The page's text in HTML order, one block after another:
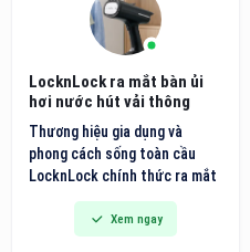
LocknLock ra mắt bàn ủi
hơi nước hút vải thông
minh thế hệ mới
Thương hiệu gia dụng và
phong cách sống toàn cầu
LocknLock chính thức ra mắt
dòng bàn ủi hơi nước cầm tay
thế hệ mới tích hợp công nghệ
hút vải thông minh, hướng đến
Xem ngay